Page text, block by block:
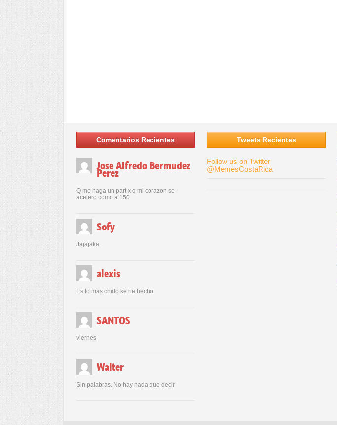
Comentarios Recientes
Jose Alfredo Bermudez
Perez
Q me haga un part x q mi corazon se
acelero como a 150
Sofy
Jajajaka
alexis
Es lo mas chido ke he hecho
SANTOS
viernes
Walter
Sin palabras. No hay nada que decir
Tweets Recientes
Follow us on Twitter
@MemesCostaRica